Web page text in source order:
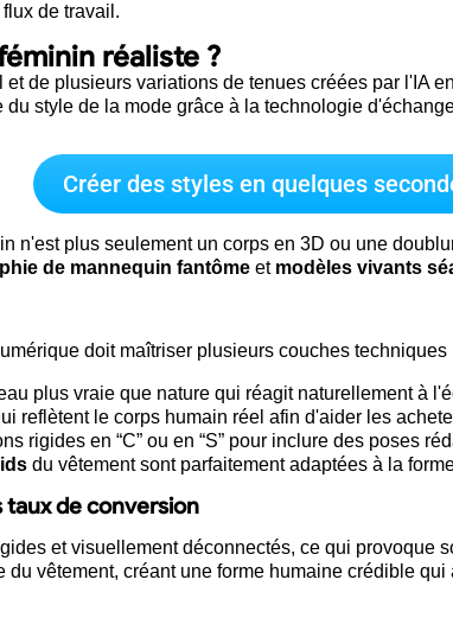
flux de travail.
réaliste ?
Créer des styles en quelques
n'est plus seulement un corps en 3D ou une
de mannequin fantôme et modèles vivants
doit maîtriser plusieurs couches techniques
plus vraie que nature qui réagit naturellement à
reflètent le corps humain réel afin d'aider les
rigides en “C” ou en “S” pour inclure des poses
du vêtement sont parfaitement adaptées à la
taux de conversion
et visuellement déconnectés, ce qui provoque
vêtement, créant une forme humaine crédible